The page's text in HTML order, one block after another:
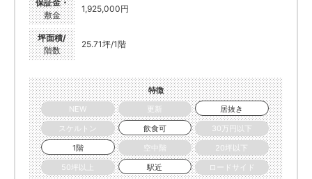
保証金・
敷金
1,925,000円
坪面積/
階数
25.71坪/1階
特徴
NEW
更新
居抜き
スケルトン
飲食可
30万円以下
1階
空中階
20坪以下
50坪以上
駅近 ロードサイド